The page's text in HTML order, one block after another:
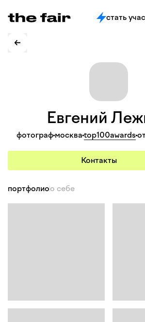
стать
Евгений
фотограф москва top100awards
Контакты
портфолиоо себе